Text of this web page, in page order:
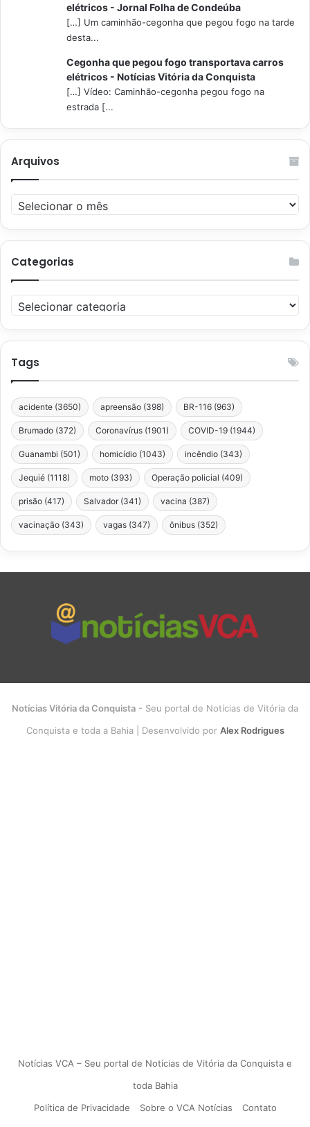
elétricos - Jornal Folha de Condeúba
[…] Um caminhão-cegonha que pegou fogo na tarde
desta...
Cegonha que pegou fogo transportava carros
elétricos - Notícias Vitória da Conquista
[…] Vídeo: Caminhão-cegonha pegou fogo na
estrada [...
Arquivos
Arquivos
Categorias
Categorias
Tags
acidente (3650) apreensão (398) BR-116 (963)
Brumado (372) Coronavírus (1901) COVID-19 (1944)
Guanambi (501) homicídio (1043) incêndio (343)
Jequié (1118) moto (393) Operação policial (409)
prisão (417) Salvador (341) vacina (387)
vacinação (343) vagas (347) ônibus (352)
Notícias Vitória da Conquista - Seu portal de Notícias de Vitória da
Conquista e toda a Bahia | Desenvolvido por Alex Rodrigues
Notícias VCA – Seu portal de Notícias de Vitória da Conquista e
toda Bahia
Política de Privacidade
Sobre o VCA Notícias Contato